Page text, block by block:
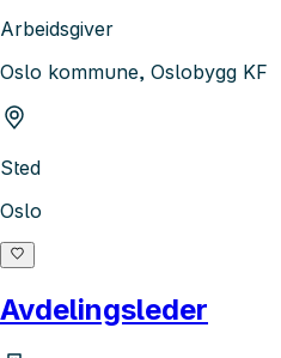
Arbeidsgiver
Oslo kommune, Oslobygg KF
Sted
Oslo
Avdelingsleder